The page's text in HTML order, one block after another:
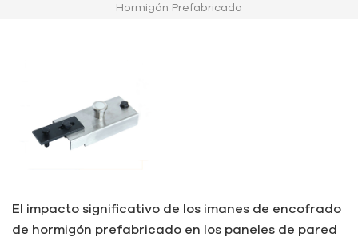
Hormigón Prefabricado
El impacto significativo de los imanes de encofrado
de hormigón prefabricado en los paneles de pared